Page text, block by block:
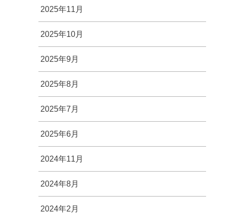
2025年11月
2025年10月
2025年9月
2025年8月
2025年7月
2025年6月
2024年11月
2024年8月
2024年2月